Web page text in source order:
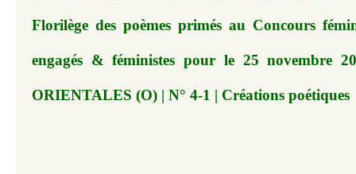
Florilège des poèmes primés au Concours
engagés & féministes pour le 25 novembre
ORIENTALES (O) | N° 4-1 | Créations poétiques